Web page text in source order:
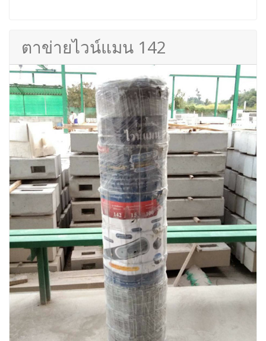
ตาข่ายไวน์แมน 142